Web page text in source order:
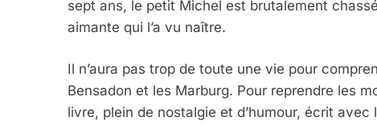
sept ans, le petit Michel est brutalement
aimante qui l’a vu naître.
Il n’aura pas trop de toute une vie pour
Bensadon et les Marburg. Pour reprendre les
livre, plein de nostalgie et d’humour, écrit